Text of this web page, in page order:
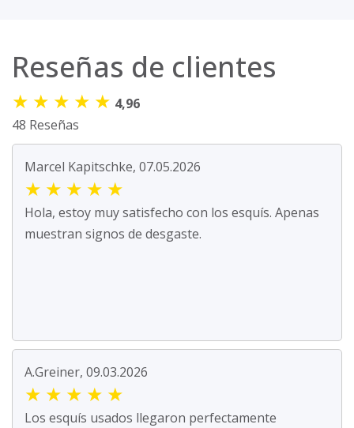
Reseñas de clientes
★ ★ ★ ★ ★ 4,96
48 Reseñas
Marcel Kapitschke, 07.05.2026
★ ★ ★ ★ ★
Hola, estoy muy satisfecho con los esquís. Apenas
muestran signos de desgaste.
A.Greiner, 09.03.2026
★ ★ ★ ★ ★
Los esquís usados llegaron perfectamente